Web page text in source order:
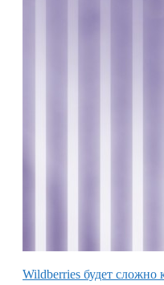
Wildberries будет сложно